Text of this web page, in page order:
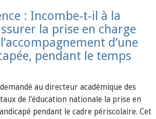
: Incombe-t-il à la
la prise en charge
d’une
pendant le temps
au directeur académique des
de l'éducation nationale la prise en
pendant le cadre périscolaire. Cet